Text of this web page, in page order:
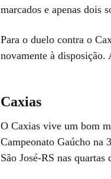
marcados e apenas dois
Para o duelo contra o
novamente à disposição.
Caxias
O Caxias vive um bom
Campeonato Gaúcho na
São José-RS nas